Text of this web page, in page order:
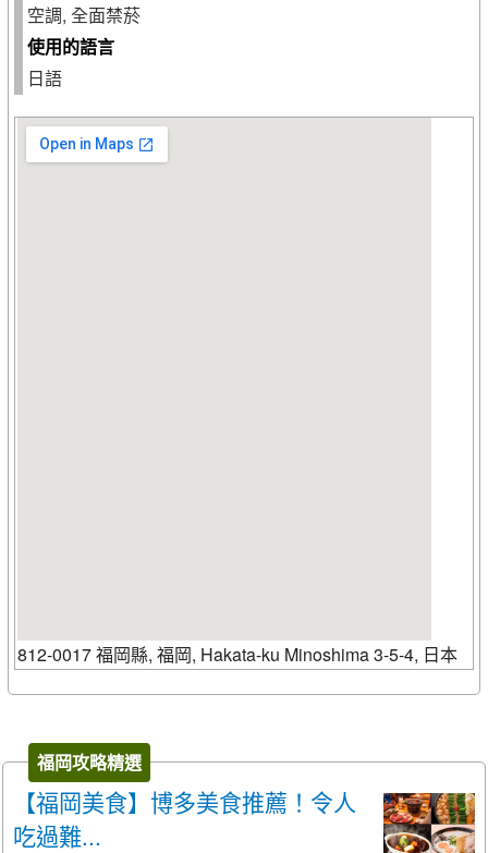
空調, 全面禁菸
使用的語言
日語
812-0017 福岡縣, 福岡, Hakata-ku Minoshima 3-5-4, 日本
福岡攻略精選
【福岡美食】博多美食推薦！令人
吃過難...